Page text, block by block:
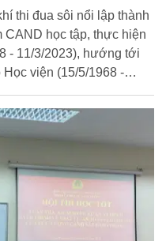
thi đua sôi nổi lập thành
CAND học tập, thực hiện
- 11/3/2023), hướng tới
viện (15/5/1968 -
thư chi bộ giỏi năm
Đắc Hoan, Phó Bí thư
tham dự và chủ trì buổi